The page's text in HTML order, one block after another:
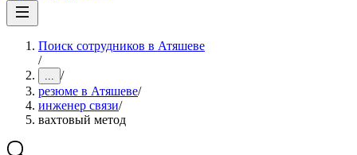
Поиск сотрудников в Атяшеве
/
... /
резюме в Атяшеве/
инженер связи/
вахтовый метод